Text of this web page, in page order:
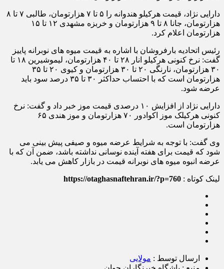
رئیس اتحادیه بارفروشان با اشاره به قیمت میوه های نوبرانه پاییز
۳۰ هزارتومان، نارنگی ۲۰ تا ۳۰ هزارتومان و کیوی ۲۰ تا ۳۵
دارایی نژاد از افزایش ۱۰ درصدی قیمت موز خبر داد و گفت: نرخ
وی گفت: با توجه به شرایط عرضه میوه و صیفی پیش بینی می
شود که قیمت برای هفته آینده نوسانی نداشته باشد، ضمن آن که با